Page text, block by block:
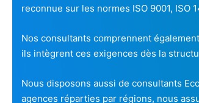
reconnue sur les normes ISO 9001, ISO
Nos consultants comprennent
ils intègrent ces exigences dès la
Nous disposons aussi de consultants
agences réparties par régions, nous